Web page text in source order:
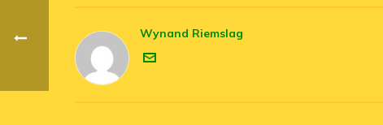
Wynand Riemslag